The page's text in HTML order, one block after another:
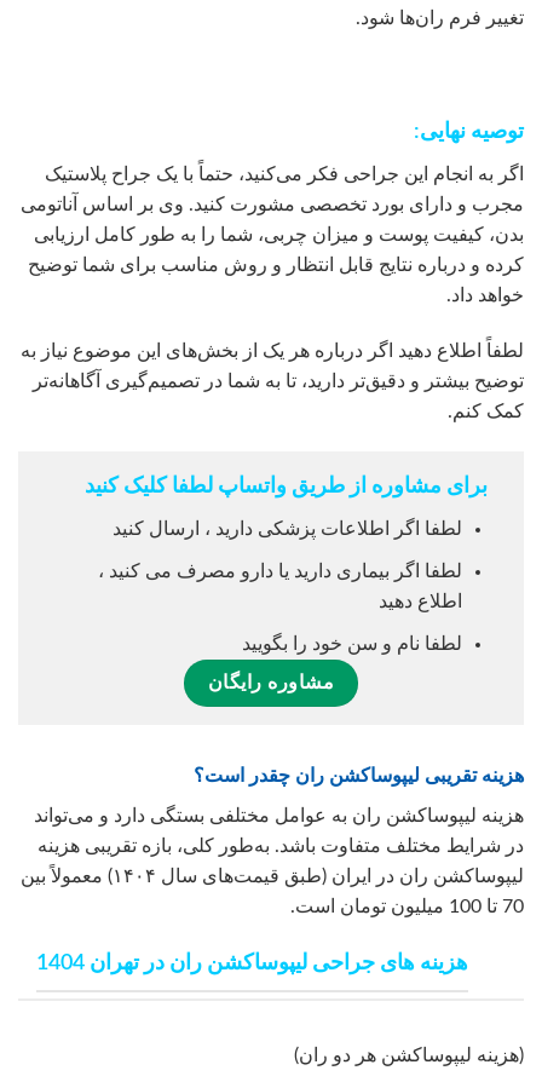
تغییر فرم ران‌ها شود.
توصیه نهایی:
اگر به انجام این جراحی فکر می‌کنید، حتماً با یک جراح پلاستیک
مجرب و دارای بورد تخصصی مشورت کنید. وی بر اساس آناتومی
بدن، کیفیت پوست و میزان چربی، شما را به طور کامل ارزیابی
کرده و درباره نتایج قابل انتظار و روش مناسب برای شما توضیح
خواهد داد.
لطفاً اطلاع دهید اگر درباره هر یک از بخش‌های این موضوع نیاز به
توضیح بیشتر و دقیق‌تر دارید، تا به شما در تصمیم‌گیری آگاهانه‌تر
کمک کنم.
برای مشاوره از طریق واتساپ لطفا کلیک کنید
لطفا اگر اطلاعات پزشکی دارید ، ارسال کنید
لطفا اگر بیماری دارید یا دارو مصرف می کنید ،
اطلاع دهید
لطفا نام و سن خود را بگویید
مشاوره رایگان
هزینه تقریبی لیپوساکشن ران چقدر است؟
هزینه لیپوساکشن ران به عوامل مختلفی بستگی دارد و می‌تواند
در شرایط مختلف متفاوت باشد. به‌طور کلی، بازه تقریبی هزینه
لیپوساکشن ران در ایران (طبق قیمت‌های سال ۱۴۰۴) معمولاً بین
70 تا 100 میلیون تومان است.
هزینه های جراحی لیپوساکشن ران در تهران 1404
(هزینه لیپوساکشن هر دو ران)